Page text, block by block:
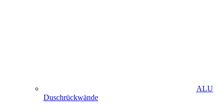
ALU
Duschrückwände